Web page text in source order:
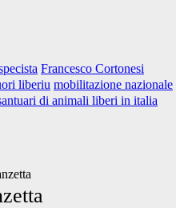
Francesco Cortonesi
liberiu mobilitazione nazionale
di animali liberi in italia